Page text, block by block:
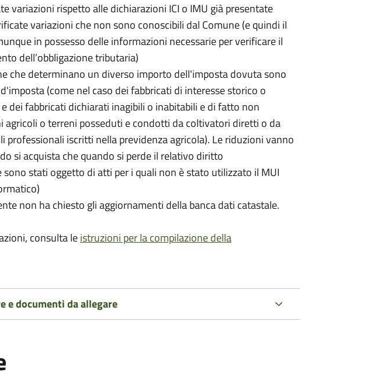
variazioni rispetto alle dichiarazioni ICI o IMU già presentate
variazioni che non sono conoscibili dal Comune (e quindi il
in possesso delle informazioni necessarie per verificare il
dell’obbligazione tributaria)
che determinano un diverso importo dell'imposta dovuta sono
(come nel caso dei fabbricati di interesse storico o
dei fabbricati dichiarati inagibili o inabitabili e di fatto non
agricoli o terreni posseduti e condotti da coltivatori diretti o da
professionali iscritti nella previdenza agricola). Le riduzioni vanno
si acquista che quando si perde il relativo diritto
sono stati oggetto di atti per i quali non è stato utilizzato il MUI
non ha chiesto gli aggiornamenti della banca dati catastale.
consulta leistruzioni per la compilazione della
e documenti da allegare